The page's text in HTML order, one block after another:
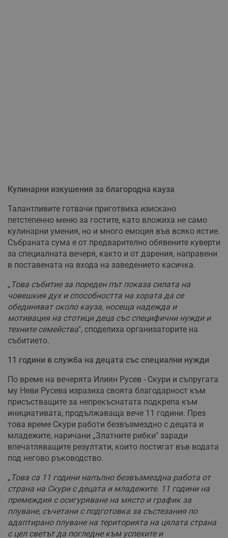
Кулинарни изкушения за благородна кауза
Талантливите готвачи приготвиха изискано
петстепенно меню за гостите, като вложиха не само
кулинарни умения, но и много емоция във всяко ястие.
Събраната сума е от предварително обявените куверти
за специалната вечеря, както и от дарения, направени
в поставената на входа на заведението касичка.
„ Това събитие за пореден път показа силата на
човешкия дух и способността на хората да се
обединяват около кауза, носеща надежда и
мотивация на стотици деца със специфични нужди и
техните семейства", споделиха организаторите на
събитието.
11 години в служба на децата със специални нужди
По време на вечерята Илиян Русев - Скури и съпругата
му Неви Русева изразиха своята благодарност към
присъстващите за непрекъснатата подкрепа към
инициативата, продължаваща вече 11 години. През
това време Скури работи безвъзмездно с децата и
младежите, наричани „Златните рибки" заради
впечатляващите резултати, които постигат във водата
под негово ръководство.
„ Това са 11 години напълно безвъзмездна работа от
страна на Скури с децата и младежите. 11 години на
премеждия с осигуряване на място и график за
плуване, съчетани с подготовка за състезания по
адаптирано плуване на територията на цялата страна
с цел светът да погледне към успехите и